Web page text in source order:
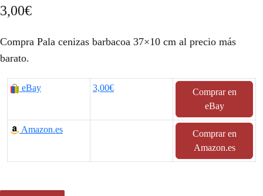
3,00€
Compra Pala cenizas barbacoa 37×10 cm al precio más
barato.
eBay 3,00€
Comprar en
eBay
Amazon.es
Comprar en
Amazon.es